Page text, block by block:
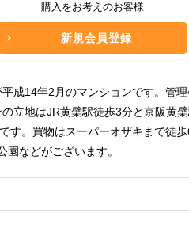
購入をお考えのお客様
新規会員登録
成14年2月のマンションです。管
立地はJR黄檗駅徒歩3分と京阪黄
す。買物はスーパーオザキまで徒
などがございます。